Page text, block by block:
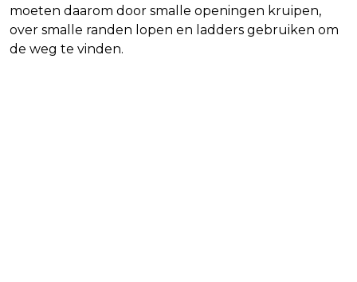
moeten daarom door smalle openingen kruipen,
over smalle randen lopen en ladders gebruiken om
de weg te vinden.